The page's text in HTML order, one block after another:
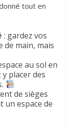
tout en
: gardez vos
de main, mais
au sol en
placer des
de sièges
espace de